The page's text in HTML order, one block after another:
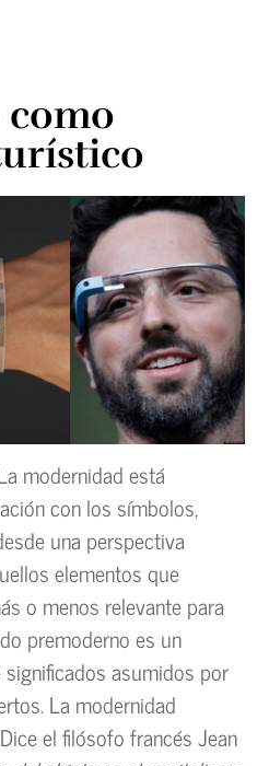
modernidad está
con los símbolos,
una perspectiva
elementos que
o menos relevante para
premoderno es un
asumidos por
La modernidad
el filósofo francés Jean